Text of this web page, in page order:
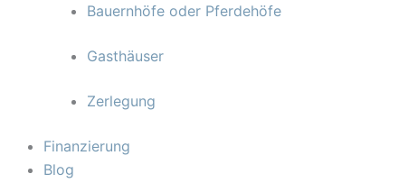
Bauernhöfe oder Pferdehöfe
Gasthäuser
Zerlegung
Finanzierung
Blog